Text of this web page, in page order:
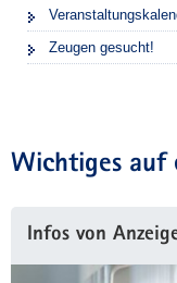
Zeugen gesucht!
Wichtiges auf
Infos von